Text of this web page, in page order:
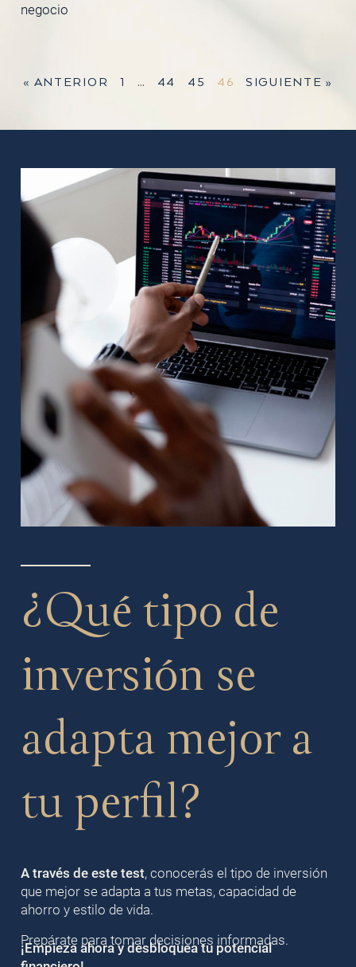
negocio
« ANTERIOR 1 … 44 45 46 SIGUIENTE »
¿Qué tipo de
inversión se
adapta mejor a
tu perfil?
A través de este test, conocerás el tipo de inversión
que mejor se adapta a tus metas, capacidad de
ahorro y estilo de vida.
Prepárate para tomar decisiones informadas.
¡Empieza ahora y desbloquea tu potencial